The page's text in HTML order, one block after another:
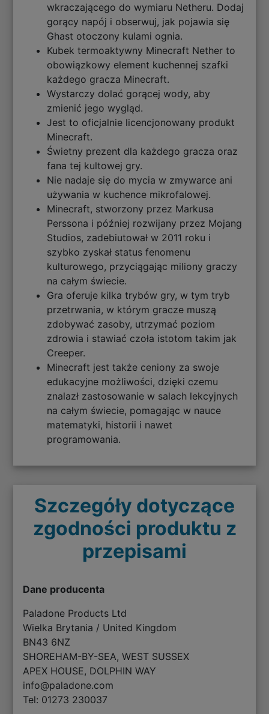
wkraczającego do wymiaru Netheru. Dodaj
gorący napój i obserwuj, jak pojawia się
Ghast otoczony kulami ognia.
Kubek termoaktywny Minecraft Nether to
obowiązkowy element kuchennej szafki
każdego gracza Minecraft.
Wystarczy dolać gorącej wody, aby
zmienić jego wygląd.
Jest to oficjalnie licencjonowany produkt
Minecraft.
Świetny prezent dla każdego gracza oraz
fana tej kultowej gry.
Nie nadaje się do mycia w zmywarce ani
używania w kuchence mikrofalowej.
Minecraft, stworzony przez Markusa
Perssona i później rozwijany przez Mojang
Studios, zadebiutował w 2011 roku i
szybko zyskał status fenomenu
kulturowego, przyciągając miliony graczy
na całym świecie.
Gra oferuje kilka trybów gry, w tym tryb
przetrwania, w którym gracze muszą
zdobywać zasoby, utrzymać poziom
zdrowia i stawiać czoła istotom takim jak
Creeper.
Minecraft jest także ceniony za swoje
edukacyjne możliwości, dzięki czemu
znalazł zastosowanie w salach lekcyjnych
na całym świecie, pomagając w nauce
matematyki, historii i nawet
programowania.
Szczegóły dotyczące
zgodności produktu z
przepisami
Dane producenta
Paladone Products Ltd
Wielka Brytania / United Kingdom
BN43 6NZ
SHOREHAM-BY-SEA, WEST SUSSEX
APEX HOUSE, DOLPHIN WAY
info@paladone.com
Tel: 01273 230037